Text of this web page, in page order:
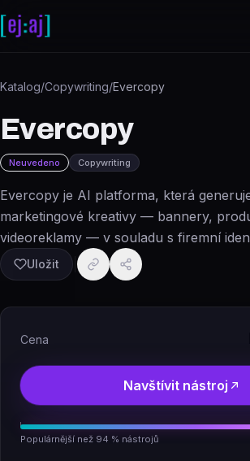
Katalog/Copywriting/Evercopy
Evercopy
Neuvedeno Copywriting
Evercopy je AI platforma, která
marketingové kreativy — bannery,
videoreklamy — v souladu s firemní
Uložit
Cena
Navštívit nástroj
Populárnější než 94 % nástrojů